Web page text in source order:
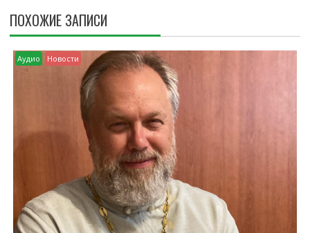
А
Ц
И
Я
П
И
ПОХОЖИЕ ЗАПИСИ
Аудио Новости